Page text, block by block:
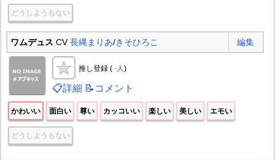
どうしようもない
ワムデュス CV長縄まりあ/きそひろこ 編集
推し登録 ( -人 )
📋詳細 📝コメント
かわいい 面白い 尊い カッコいい 楽しい 美しい エモい
どうしようもない